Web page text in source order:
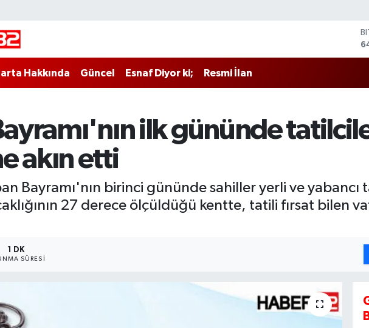
Hakkında Güncel Esnaf Diyor ki; Resmi İlan
ilk gününde
akın etti
Bayramı'nın birinci gününde sahiller yerli ve yabancı
27 derece ölçüldüğü kentte, tatili fırsat bilen
1 DK
SÜRESI